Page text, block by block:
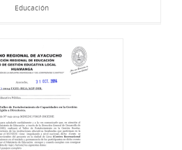
Educación